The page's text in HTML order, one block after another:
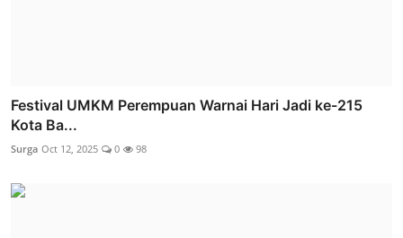
Festival UMKM Perempuan Warnai Hari Jadi ke-215
Kota Ba...
Surga Oct 12, 2025 0 98